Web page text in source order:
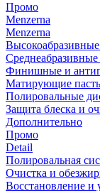
Промо
Menzerna
Menzerna
Финишные и
Матирующие
Полировальные
Защита блеска и
Дополнительно
Промо
Detail
Полировальная
Очистка и
Восстановление и